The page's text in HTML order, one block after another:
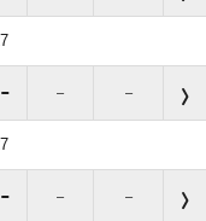
 – –
 – –